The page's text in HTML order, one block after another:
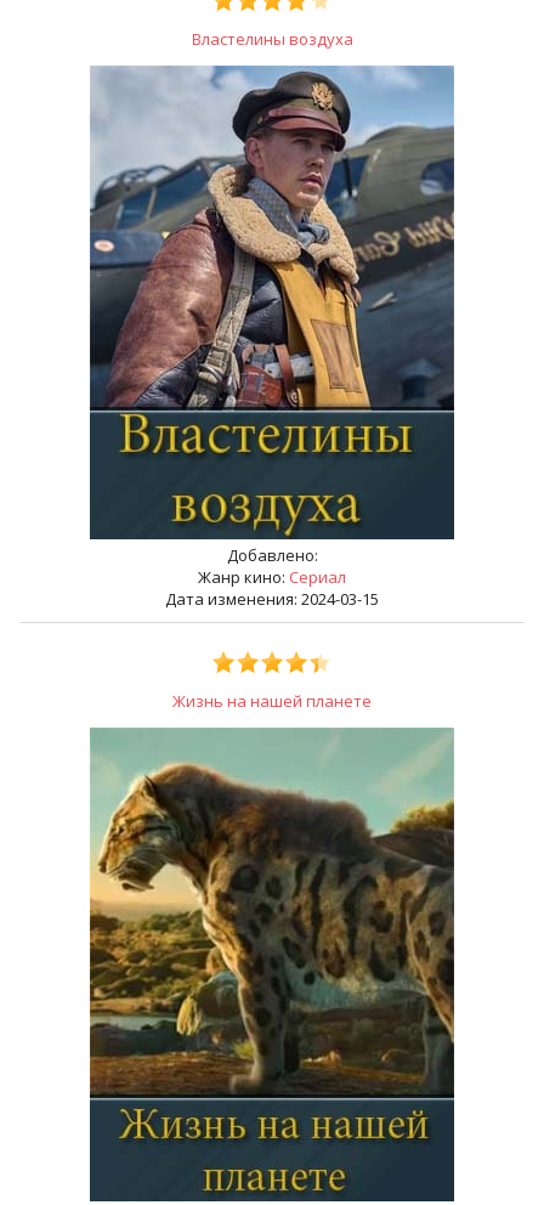
Властелины воздуха
Добавлено:
Жанр кино: Сериал
Дата изменения: 2024-03-15
Жизнь на нашей планете